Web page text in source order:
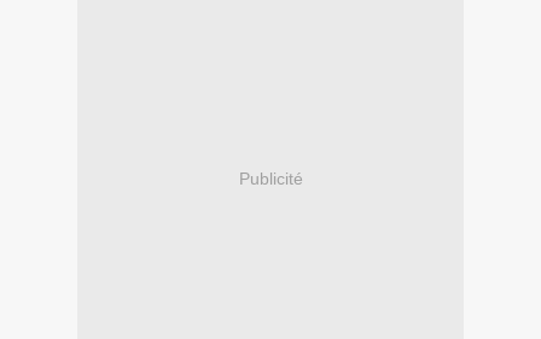
Publicité